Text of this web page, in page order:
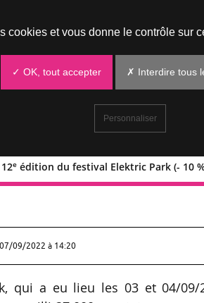
e édition du festival Elektric Park (- 10
pour la 12eédition du
07/09/2022 à 14:20
qui a eu lieu les 03 et 04/09/
cookies et vous donne le contrôle sur
✓ OK, tout accepter ✗ Interdire tous
Personnaliser